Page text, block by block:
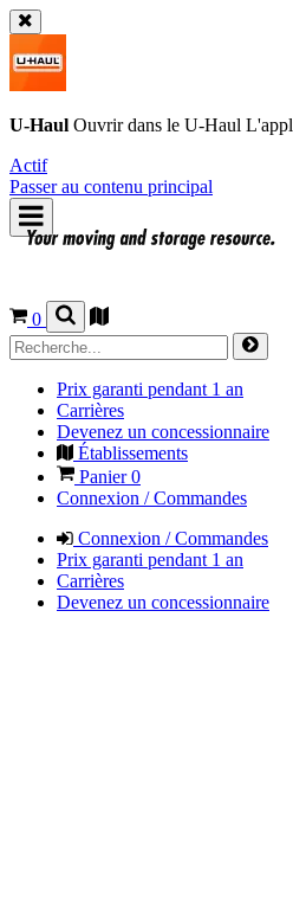
U-Haul Ouvrir dans le U-Haul
Actif
Passer au contenu principal
0
Prix garanti pendant 1 an
Carrières
Devenez un concessionnaire
Établissements
Panier0
Connexion / Commandes
Connexion / Commandes
Prix garanti pendant 1 an
Carrières
Devenez un concessionnaire